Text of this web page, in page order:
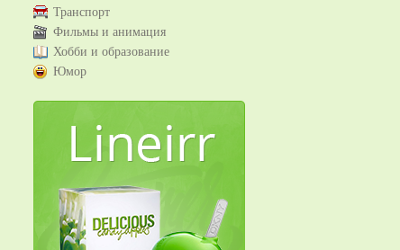
Транспорт
Фильмы и анимация
Хобби и образование
Юмор